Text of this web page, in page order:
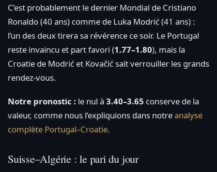
C’est probablement le dernier Mondial de Cristiano
Ronaldo (40 ans) comme de Luka Modrić (41 ans) :
l’un des deux tirera sa révérence ce soir. Le Portugal
reste invaincu et part favori (1.77–1.80), mais la
Croatie de Modrić et Kovačić sait verrouiller les grands
rendez-vous.
Notre pronostic : le nul à 3.40–3.65 conserve de la
valeur, comme nous l’expliquions dans notreanalyse
complète Portugal–Croatie.
Suisse–Algérie : le pari du jour